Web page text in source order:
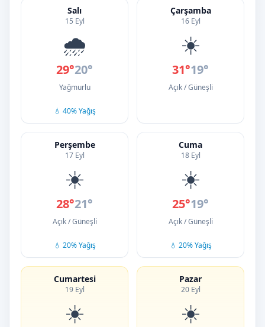
Salı
15 Eyl
🌧️
29°20°
Yağmurlu
💧 40% Yağış
Çarşamba
16 Eyl
☀️
31°19°
Açık / Güneşli
Perşembe
17 Eyl
☀️
28°21°
Açık / Güneşli
💧 20% Yağış
Cuma
18 Eyl
☀️
25°19°
Açık / Güneşli
💧 20% Yağış
Cumartesi
19 Eyl
☀️
Pazar
20 Eyl
☀️